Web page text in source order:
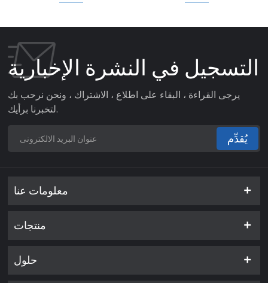
التسجيل في النشرة الإخبارية
يرجى القراءة ، البقاء على اطلاع ، الاشتراك ، ونحن نرحب بك
لتخبرنا برأيك.
يُقدِّم
معلومات عنا
منتجات
حلول